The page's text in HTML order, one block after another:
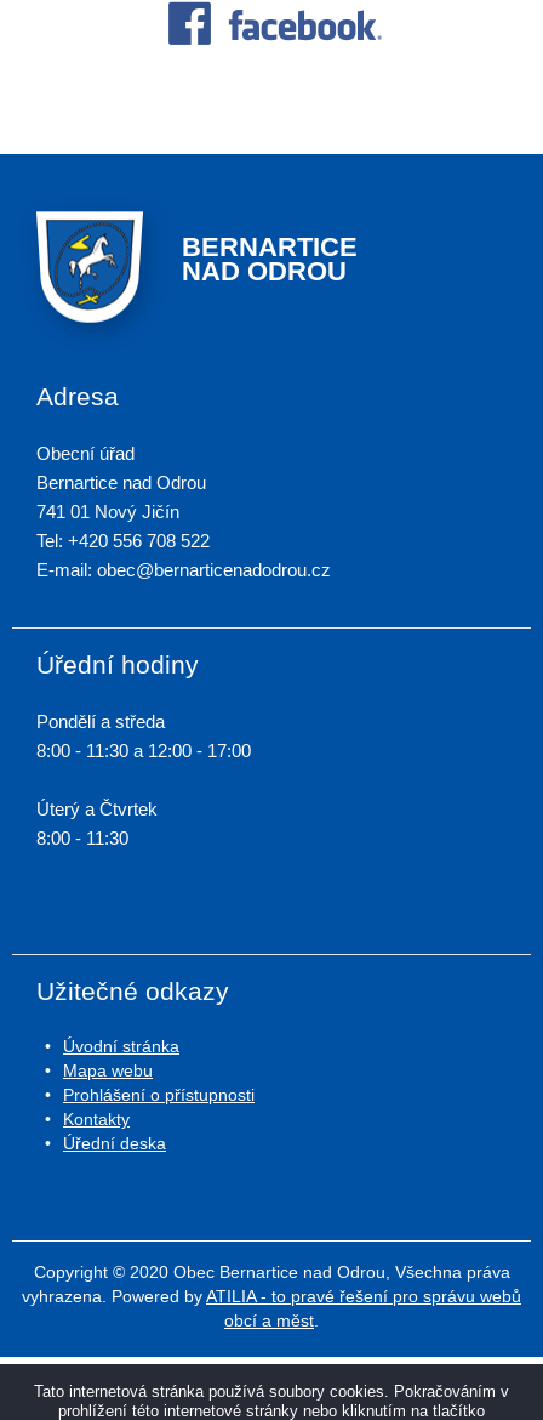
BERNARTICE
NAD ODROU
Adresa
Obecní úřad
Bernartice nad Odrou
741 01 Nový Jičín
Tel: +420 556 708 522
E-mail: obec@bernarticenadodrou.cz
Úřední hodiny
Pondělí a středa
8:00 - 11:30 a 12:00 - 17:00
Úterý a Čtvrtek
8:00 - 11:30
Užitečné odkazy
Úvodní stránka
Mapa webu
Prohlášení o přístupnosti
Kontakty
Úřední deska
Copyright © 2020 Obec Bernartice nad Odrou, Všechna práva
vyhrazena. Powered byATILIA - to pravé řešení pro správu webů
obcí a měst
Tato internetová stránka používá soubory cookies. Pokračováním v
prohlížení této internetové stránky nebo kliknutím na tlačítko